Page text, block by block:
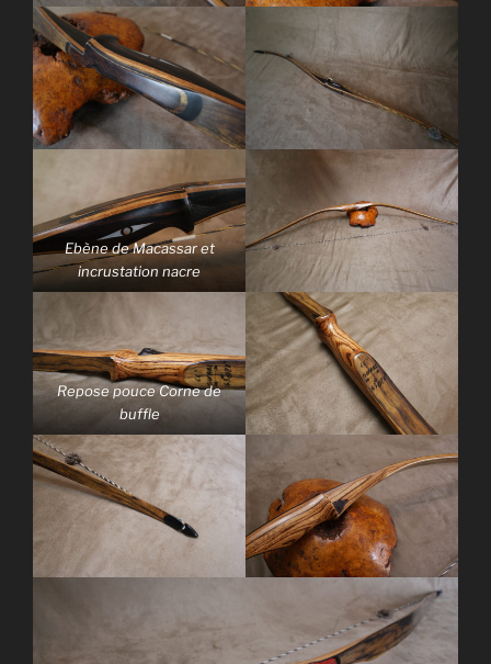
Ebène de Macassar et
incrustation nacre
Repose pouce Corne de
buffle